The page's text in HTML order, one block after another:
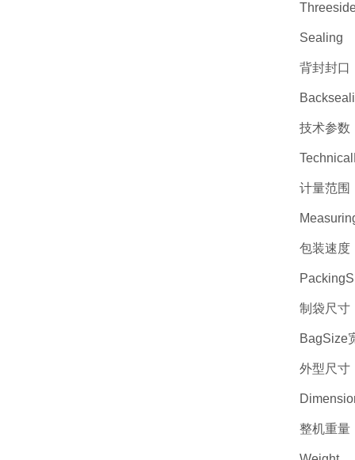
Sealing
背封封口
技术参数
计量范围
包装速度
制袋尺寸
BagSize
外型尺寸
整机重量